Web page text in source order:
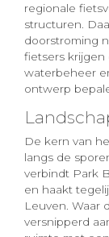
regionale
structuren.
doorstroming
fietsers krijgen
waterbeheer
ontwerp
De kern van
langs de
verbindt Park
en haakt
Leuven. Waar
versnipperd